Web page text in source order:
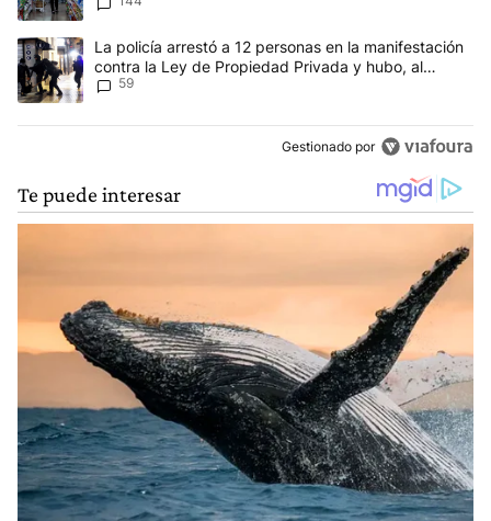
Un artículo de tendencia con el título "La policía arrestó a 12
La policía arrestó a 12 personas en la manifestación
contra la Ley de Propiedad Privada y hubo, al
menos, 3 agentes heridos
59
Gestionado por